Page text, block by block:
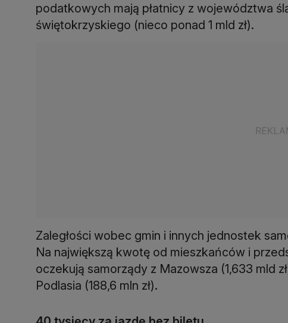
podatkowych mają płatnicy z województwa
świętokrzyskiego (nieco ponad 1 mld zł).
Zaległości wobec gmin i innych jednostek
Na największą kwotę od mieszkańców i
oczekują samorządy z Mazowsza (1,633 mld
Podlasia (188,6 mln zł).